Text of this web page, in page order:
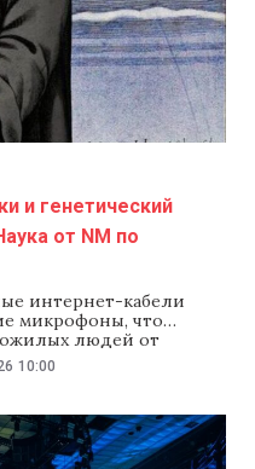
и генетический
от NM по
интернет-кабели
микрофоны, что
людей от
секрет выживания во
сих пор влияет на наше
может стать
10:00